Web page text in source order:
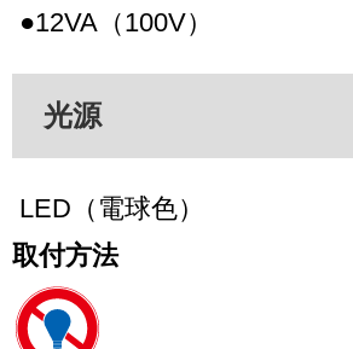
●12VA（100V）
光源
LED（電球色）
取付方法